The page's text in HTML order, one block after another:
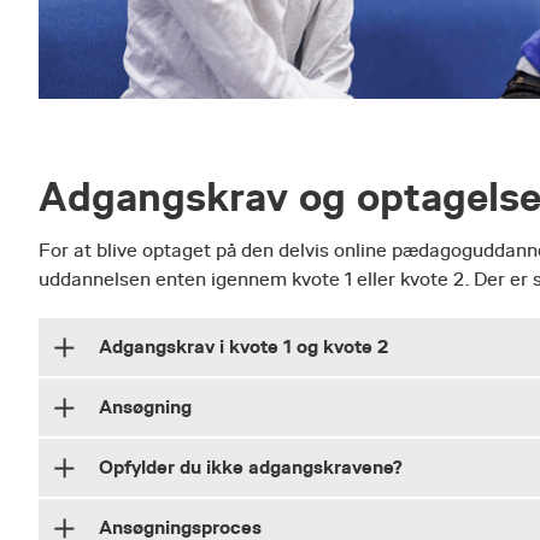
Adgangskrav og optagelse
For at blive optaget på den delvis online
uddannelsen enten igennem kvote 1 eller kvote 2. Der
Adgangskrav i kvote 1 og kvote 2
Der er flere muligheder for at blive optaget på den
at kvalificere sig - fx med en erhvervsuddannelse.
Ansøgning
Når du vil søge ind på den delvis online
Opfylder du ikke adgangskravene?
Opfylder du ikke adgangskravene for den
Ansøgningsproces